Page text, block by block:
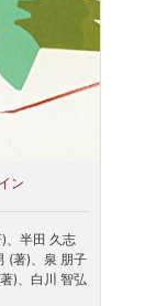
ン
、半田 久志
(著)、泉 朋子
)、白川 智弘